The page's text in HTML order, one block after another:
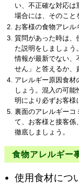
い、不正確な対応
場合には、そのこと
お客様の食物アレル
質問があった時は、
た説明をしましょう。
情報が最新でない、
せん」と答えるか、
アレルギー原因食材
しょう。混入の可
明により必ずお客様
裏面のアレルギーコ
て、お客様と接客係
徹底しましょう。
食物アレルギー
使用食材につ